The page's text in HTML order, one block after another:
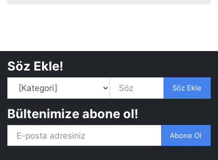
Söz Ekle!
Söz Ekle
Bültenimize abone ol!
Abone Ol